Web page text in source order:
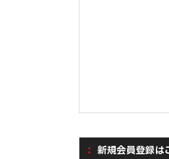
新規会員登録は